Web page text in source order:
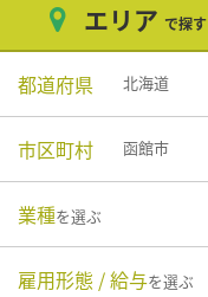
エリア で探す
都道府県 北海道
市区町村 函館市
業種を選ぶ
雇用形態 / 給与を選ぶ